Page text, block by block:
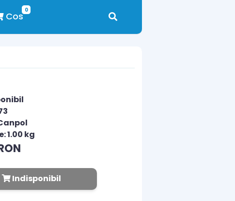
0
Cos
1.00 kg
Indisponibil